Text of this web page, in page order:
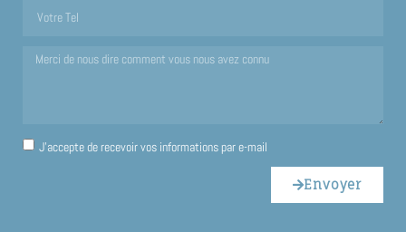
J'accepte de recevoir vos informations par e-mail
Envoyer